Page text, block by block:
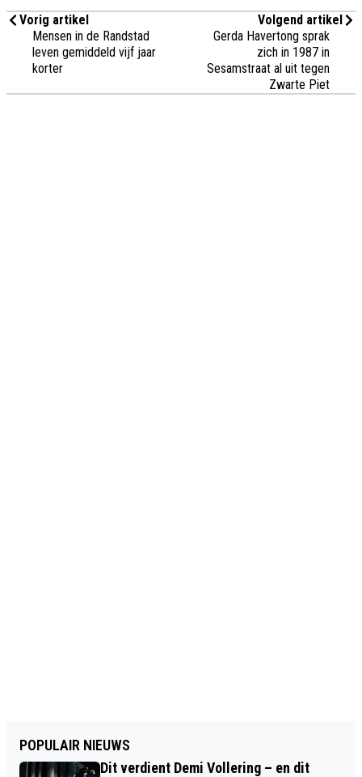
Vorig artikel
Mensen in de Randstad
leven gemiddeld vijf jaar
korter
Volgend artikel
Gerda Havertong sprak
zich in 1987 in
Sesamstraat al uit tegen
Zwarte Piet
POPULAIR NIEUWS
Dit verdient Demi Vollering – en dit